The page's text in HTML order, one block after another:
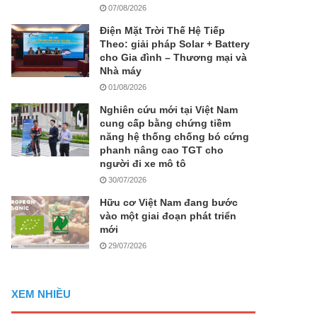
07/08/2026
Điện Mặt Trời Thế Hệ Tiếp
Theo: giải pháp Solar + Battery
cho Gia đình – Thương mại và
Nhà máy
01/08/2026
Nghiên cứu mới tại Việt Nam
cung cấp bằng chứng tiềm
năng hệ thống chống bó cứng
phanh nâng cao TGT cho
người đi xe mô tô
30/07/2026
Hữu cơ Việt Nam đang bước
vào một giai đoạn phát triển
mới
29/07/2026
XEM NHIỀU